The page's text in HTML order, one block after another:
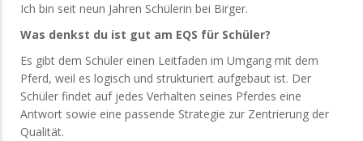
Ich bin seit neun Jahren Schülerin bei Birger.
Was denkst du ist gut am EQS für Schüler?
Es gibt dem Schüler einen Leitfaden im Umgang mit dem
Pferd, weil es logisch und strukturiert aufgebaut ist. Der
Schüler findet auf jedes Verhalten seines Pferdes eine
Antwort sowie eine passende Strategie zur Zentrierung der
Qualität.